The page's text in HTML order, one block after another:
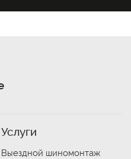
Услуги
Выездной шиномонтаж